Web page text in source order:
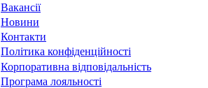
Вакансії
Новини
Контакти
Політика конфіденційності
Корпоративна відповідальність
Програма лояльності